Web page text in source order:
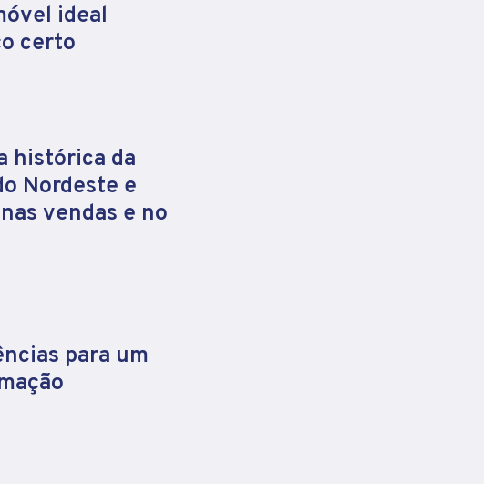
ideal
certo
histórica da
Nordeste e
vendas e no
para um